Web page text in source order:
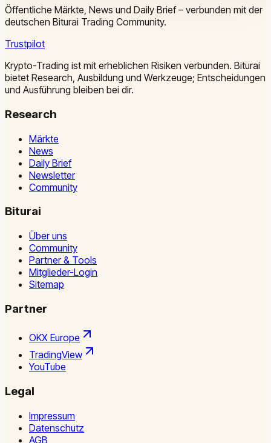
Öffentliche Märkte, News und Daily Brief – verbunden mit der
deutschen Biturai Trading Community.
Trustpilot
Krypto-Trading ist mit erheblichen Risiken verbunden. Biturai
bietet Research, Ausbildung und Werkzeuge; Entscheidungen
und Ausführung bleiben bei dir.
Research
Märkte
News
Daily Brief
Newsletter
Community
Biturai
Über uns
Community
Partner & Tools
Mitglieder-Login
Sitemap
Partner
OKX Europe
TradingView
YouTube
Legal
Impressum
Datenschutz
AGB